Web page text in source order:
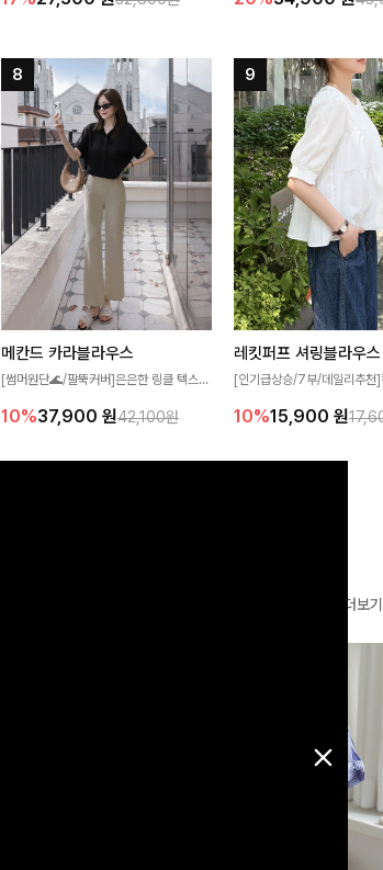
메칸드 카라블라우스
[썸머원단🌊/팔뚝커버]은은한 링클 텍스처
세련된 무드를 연출해주는 블라우스- 데일
은 베이직한 디자인!
10%37,900 원42,100원
레킷퍼프 셔링블라우스
[인기급상승/7부/데일리추천]
성해주는 블라우스 🤍 가볍게
게 즐기기 좋아요 ✨
10%15,900 원
더보기